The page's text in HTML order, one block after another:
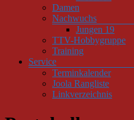
Damen
Nachwuchs
Jungen 19
TTV-Hobbygruppe
Training
Service
Terminkalender
Joola Rangliste
Linkverzeichnis